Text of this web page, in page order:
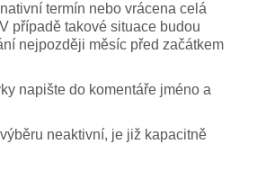
termín nebo vrácena celá
případě takové situace budou
nejpozději měsíc před začátkem
napište do komentáře jméno a
neaktivní, je již kapacitně